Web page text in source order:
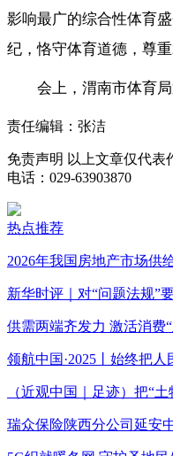
影响最广的综合性体育
纪，恪守体育道德，尊
会上，渭南市体育
责任编辑：张洁
免责声明 以上文章仅代表
电话：029-63903870
热点推荐
2026年我国房地产市场供
新华时评｜对“问题法规”
供需两端齐发力 激活消费
领航中国·2025丨始终把人
（近观中国｜足迹）把“
瑞众保险陕西分公司延安